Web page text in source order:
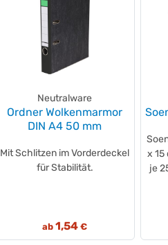
Neutralware
Ordner Wolkenmarmor
DIN A4 50 mm
Mit Schlitzen im Vorderdeckel
für Stabilität.
ab1,54 €
x 15
je